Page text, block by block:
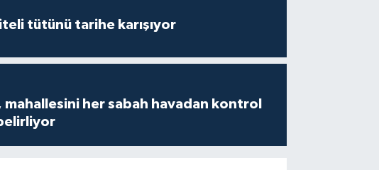
tütünü tarihe karışıyor
her sabah havadan kontrol